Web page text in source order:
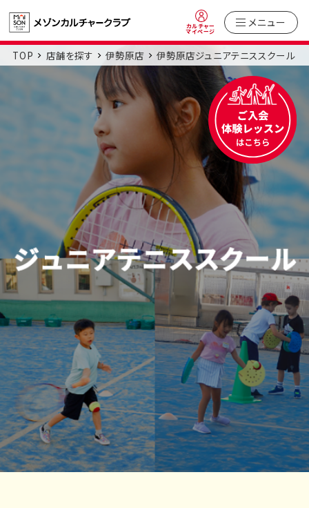
カルチャー
マイページ
メニュー
TOP 店舗を探す 伊勢原店 伊勢原店ジュニアテニススクール